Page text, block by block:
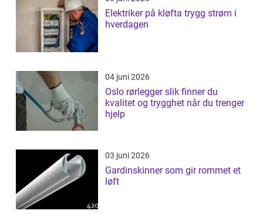
Elektriker på kløfta trygg strøm i
hverdagen
04 juni 2026
Oslo rørlegger slik finner du
kvalitet og trygghet når du trenger
hjelp
03 juni 2026
Gardinskinner som gir rommet et
løft